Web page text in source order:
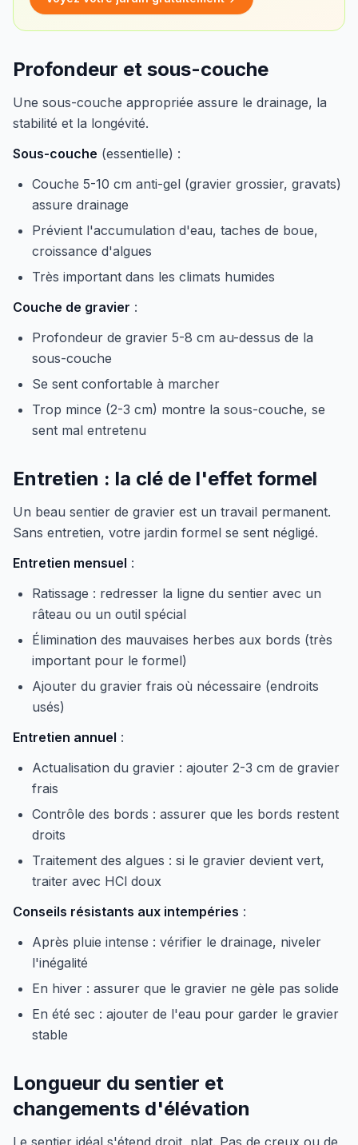
Profondeur et sous-couche
Une sous-couche appropriée assure le drainage, la
stabilité et la longévité.
Sous-couche (essentielle) :
Couche 5-10 cm anti-gel (gravier grossier, gravats)
assure drainage
Prévient l'accumulation d'eau, taches de boue,
croissance d'algues
Très important dans les climats humides
Couche de gravier :
Profondeur de gravier 5-8 cm au-dessus de la
sous-couche
Se sent confortable à marcher
Trop mince (2-3 cm) montre la sous-couche, se
sent mal entretenu
Entretien : la clé de l'effet formel
Un beau sentier de gravier est un travail permanent.
Sans entretien, votre jardin formel se sent négligé.
Entretien mensuel :
Ratissage : redresser la ligne du sentier avec un
râteau ou un outil spécial
Élimination des mauvaises herbes aux bords (très
important pour le formel)
Ajouter du gravier frais où nécessaire (endroits
usés)
Entretien annuel :
Actualisation du gravier : ajouter 2-3 cm de gravier
frais
Contrôle des bords : assurer que les bords restent
droits
Traitement des algues : si le gravier devient vert,
traiter avec HCl doux
Conseils résistants aux intempéries :
Après pluie intense : vérifier le drainage, niveler
l'inégalité
En hiver : assurer que le gravier ne gèle pas solide
En été sec : ajouter de l'eau pour garder le gravier
stable
Longueur du sentier et
changements d'élévation
Le sentier idéal s'étend droit, plat. Pas de creux ou de